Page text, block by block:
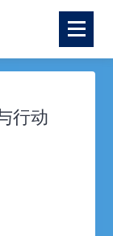
行动